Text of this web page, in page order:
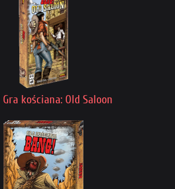
Gra kościana: Old Saloon